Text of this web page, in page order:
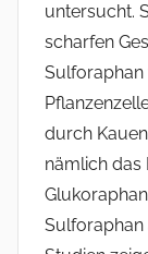
untersucht.
scharfen
Sulforaphan
durch
nämlich das